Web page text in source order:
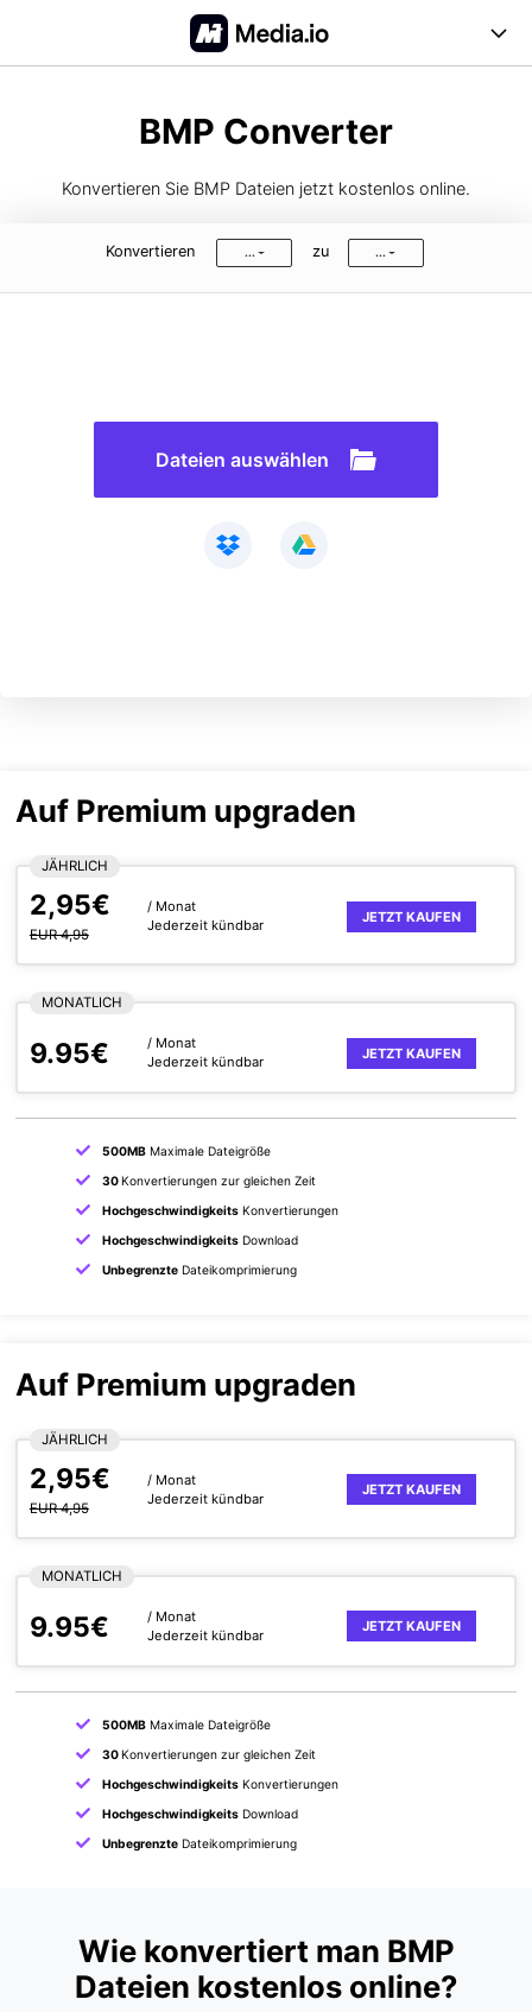
BMP Converter
Konvertieren Sie BMP Dateien jetzt kostenlos online.
Konvertieren ... zu ...
Dateien auswählen
Auf Premium upgraden
JÄHRLICH
2,95€
EUR 4,95
/ Monat
Jederzeit kündbar
JETZT KAUFEN
MONATLICH
9.95€
/ Monat
Jederzeit kündbar
JETZT KAUFEN
500MBMaximale Dateigröße
30 Konvertierungen zur gleichen Zeit
HochgeschwindigkeitsKonvertierungen
HochgeschwindigkeitsDownload
UnbegrenzteDateikomprimierung
Auf Premium upgraden
JÄHRLICH
2,95€
EUR 4,95
/ Monat
Jederzeit kündbar
JETZT KAUFEN
MONATLICH
9.95€
/ Monat
Jederzeit kündbar
JETZT KAUFEN
500MBMaximale Dateigröße
30Konvertierungen zur gleichen Zeit
HochgeschwindigkeitsKonvertierungen
HochgeschwindigkeitsDownload
UnbegrenzteDateikomprimierung
Wie konvertiert man BMP
Dateien kostenlos online?